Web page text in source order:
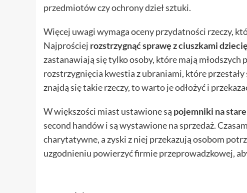
przedmiotów czy ochrony dzieł sztuki.
Więcej uwagi wymaga oceny przydatności rzeczy,
Najprościej rozstrzygnąć sprawę z ciuszkami
zastanawiają się tylko osoby, które mają
rozstrzygnięcia kwestia z ubraniami, które
znajdą się takie rzeczy, to warto je odłożyć i
W większości miast ustawione są pojemniki na
second handów i są wystawione na sprzedaż.
charytatywne, a zyski z niej przekazują osobom
uzgodnieniu powierzyć firmie przeprowadzkowej,